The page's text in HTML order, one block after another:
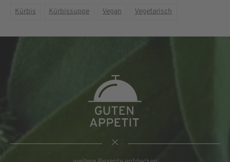
Kürbis
Kürbissuppe Vegan Vegetarisch